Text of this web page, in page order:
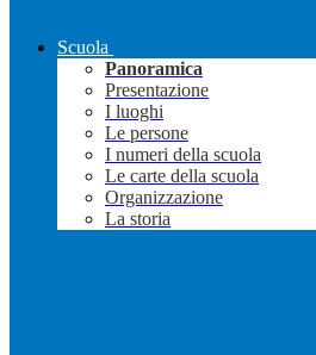
Scuola
Panoramica
Presentazione
I luoghi
Le persone
I numeri della scuola
Le carte della scuola
Organizzazione
La storia